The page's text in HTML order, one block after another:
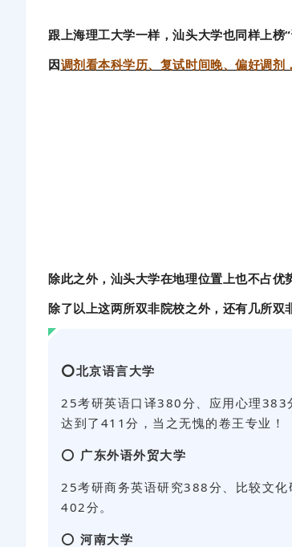
跟上海理工大学一样，汕头大学也同样上榜
因调剂看本科学历、复试时间晚、偏好调
除此之外，汕头大学在地理位置上也不占优
除了以上这两所双非院校之外，还有几所
⭕北京语言大学
25考研英语口译380分、应用心理
达到了411分，当之无愧的卷王专业！
⭕ 广东外语外贸大学
25考研商务英语研究388分、比较文
402分。
⭕ 河南大学